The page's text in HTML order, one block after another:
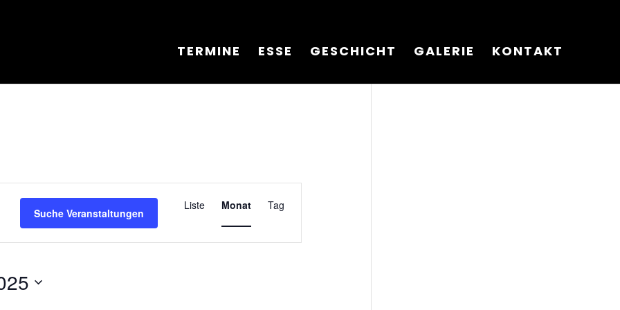
TERMINE ESSE GESCHICHT GALERIE KONTAKT
Suche Veranstaltungen
Veranstaltung
Ansichten-
Navigation
Liste Monat Tag